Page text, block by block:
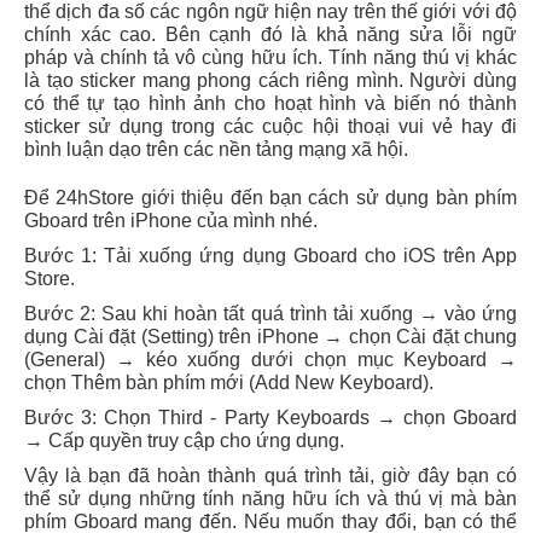
thể dịch đa số các ngôn ngữ hiện nay trên thế giới với độ
chính xác cao. Bên cạnh đó là khả năng sửa lỗi ngữ
pháp và chính tả vô cùng hữu ích. Tính năng thú vị khác
là tạo sticker mang phong cách riêng mình. Người dùng
có thể tự tạo hình ảnh cho hoạt hình và biến nó thành
sticker sử dụng trong các cuộc hội thoại vui vẻ hay đi
bình luận dạo trên các nền tảng mạng xã hội.
Để 24hStore giới thiệu đến bạn cách sử dụng bàn phím
Gboard trên iPhone của mình nhé.
Bước 1: Tải xuống ứng dụng Gboard cho iOS trên App
Store.
Bước 2: Sau khi hoàn tất quá trình tải xuống → vào ứng
dụng Cài đặt (Setting) trên iPhone → chọn Cài đặt chung
(General) → kéo xuống dưới chọn mục Keyboard →
chọn Thêm bàn phím mới (Add New Keyboard).
Bước 3: Chọn Third - Party Keyboards → chọn Gboard
→ Cấp quyền truy cập cho ứng dụng.
Vậy là bạn đã hoàn thành quá trình tải, giờ đây bạn có
thể sử dụng những tính năng hữu ích và thú vị mà bàn
phím Gboard mang đến. Nếu muốn thay đổi, bạn có thể